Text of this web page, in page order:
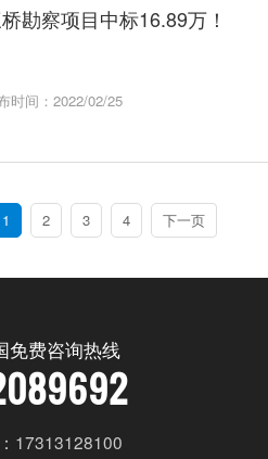
勘察项目中标16.89万！
时间：2022/02/25
1 2 3 4 下一页
免费咨询热线
17313128100